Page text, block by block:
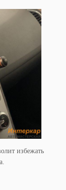
избежать